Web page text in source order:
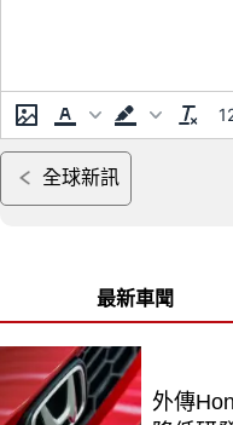
全球新訊
最新車聞
外傳